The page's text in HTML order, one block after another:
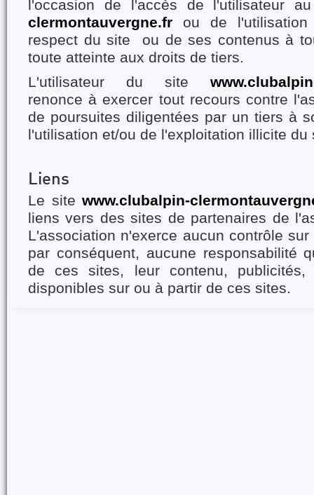
l'occasion de l'accès de l'utilisateur
clermontauvergne.fr ou de
respect du site ou de ses contenus à
toute atteinte aux droits de tiers.
L'utilisateur du site
renonce à exercer tout recours contre
de poursuites diligentées par un tiers à
l'utilisation et/ou de l'exploitation illicite du
Liens
Le sitewww.clubalpin-
liens vers des sites de partenaires de
L'association n'exerce aucun contrôle
par conséquent, aucune responsabilité
de ces sites, leur contenu, publicités,
disponibles sur ou à partir de ces sites.